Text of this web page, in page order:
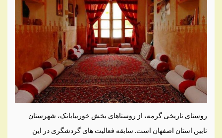
روستای تاریخی گرمه، از روستاهای بخش خوربیابانک، شهرستان
نایین استان اصفهان است. سابقه فعالیت های گردشگری در این